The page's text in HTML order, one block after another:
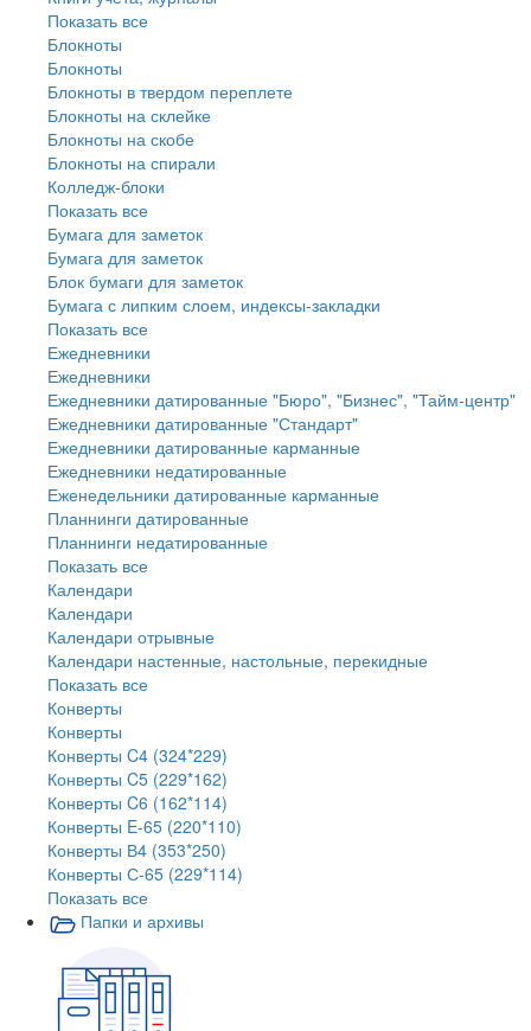
Показать все
Блокноты
Блокноты
Блокноты в твердом переплете
Блокноты на склейке
Блокноты на скобе
Блокноты на спирали
Колледж-блоки
Показать все
Бумага для заметок
Бумага для заметок
Блок бумаги для заметок
Бумага с липким слоем, индексы-закладки
Показать все
Ежедневники
Ежедневники
Ежедневники датированные "Бюро", "Бизнес", "Тайм-центр"
Ежедневники датированные "Стандарт"
Ежедневники датированные карманные
Ежедневники недатированные
Еженедельники датированные карманные
Планнинги датированные
Планнинги недатированные
Показать все
Календари
Календари
Календари отрывные
Календари настенные, настольные, перекидные
Показать все
Конверты
Конверты
Конверты C4 (324*229)
Конверты C5 (229*162)
Конверты C6 (162*114)
Конверты E-65 (220*110)
Конверты В4 (353*250)
Конверты С-65 (229*114)
Показать все
Папки и архивы